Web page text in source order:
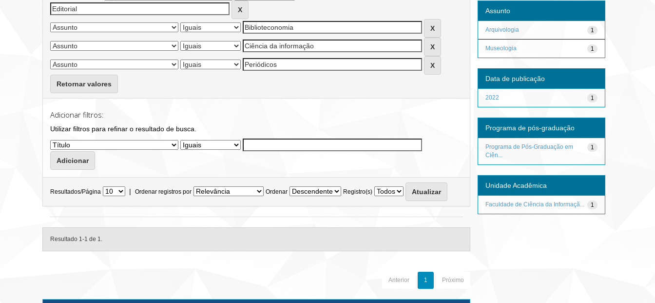
Retornar valores
Adicionar filtros:
Utilizar filtros para refinar o resultado de busca.
Resultados/Página | Ordenar registros por Ordenar Registro(s)
Resultado 1-1 de 1.
Anterior 1 Próximo
Assunto
1
Arquivologia
1
Museologia
Data de publicação
1
2022
Programa de pós-graduação
1
Programa de Pós-Graduação em
Ciên...
Unidade Acadêmica
1
Faculdade de Ciência da Informaçã...